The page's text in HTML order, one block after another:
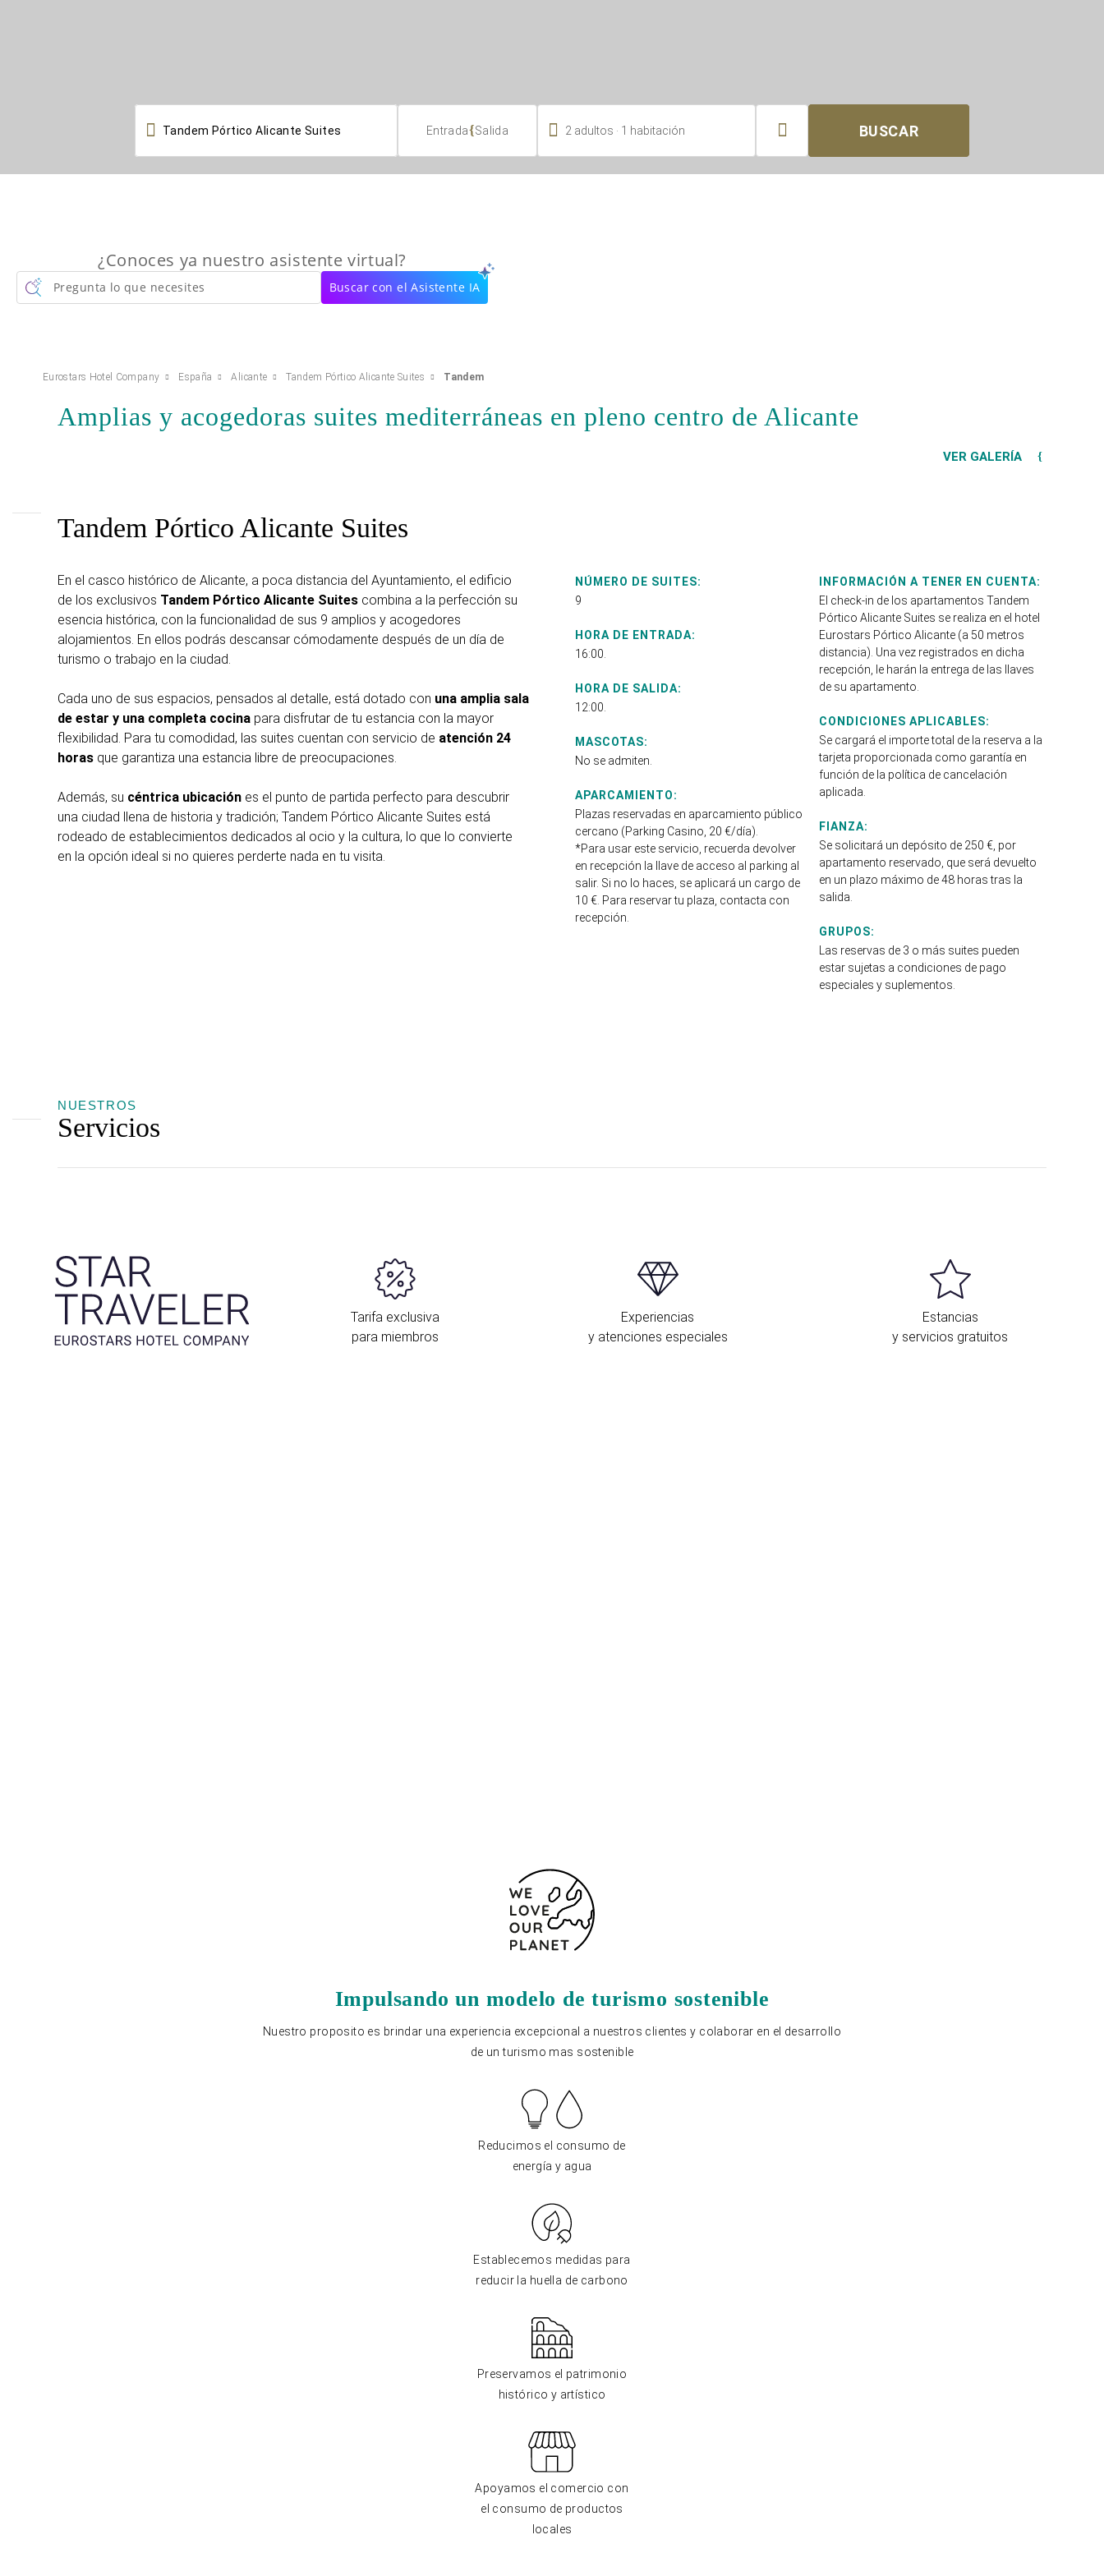
 Entrada{Salida  2 adultos 1 habitación  BUSCAR
¿Conoces ya nuestro asistente virtual?
Pregunta lo que necesites Buscar con el Asistente IA
Eurostars Hotel Company España Alicante Tandem Pórtico Alicante Suites Tandem
Amplias y acogedoras suites mediterráneas en pleno centro de Alicante
VER GALERÍA
Tandem Pórtico Alicante Suites
En el casco histórico de Alicante, a poca distancia del Ayuntamiento, el edificio
de los exclusivos Tandem Pórtico Alicante Suites combina a la perfección su
esencia histórica, con la funcionalidad de sus 9 amplios y acogedores
alojamientos. En ellos podrás descansar cómodamente después de un día de
turismo o trabajo en la ciudad.
Cada uno de sus espacios, pensados al detalle, está dotado con una amplia sala
de estar y una completa cocina para disfrutar de tu estancia con la mayor
flexibilidad. Para tu comodidad, las suites cuentan con servicio de atención 24
horas que garantiza una estancia libre de preocupaciones.
Además, su céntrica ubicación es el punto de partida perfecto para descubrir
una ciudad llena de historia y tradición; Tandem Pórtico Alicante Suites está
rodeado de establecimientos dedicados al ocio y la cultura, lo que lo convierte
en la opción ideal si no quieres perderte nada en tu visita.
NÚMERO DE SUITES:
9
HORA DE ENTRADA:
16:00.
HORA DE SALIDA:
12:00.
MASCOTAS:
No se admiten.
APARCAMIENTO:
Plazas reservadas en aparcamiento público
cercano (Parking Casino, 20 €/día).
*Para usar este servicio, recuerda devolver
en recepción la llave de acceso al parking al
salir. Si no lo haces, se aplicará un cargo de
10 €. Para reservar tu plaza, contacta con
recepción.
INFORMACIÓN A TENER EN CUENTA:
El check-in de los apartamentos Tandem
Pórtico Alicante Suites se realiza en el hotel
Eurostars Pórtico Alicante (a 50 metros
distancia). Una vez registrados en dicha
recepción, le harán la entrega de las llaves
de su apartamento.
CONDICIONES APLICABLES:
Se cargará el importe total de la reserva a la
tarjeta proporcionada como garantía en
función de la política de cancelación
aplicada.
FIANZA:
Se solicitará un depósito de 250 €, por
apartamento reservado, que será devuelto
en un plazo máximo de 48 horas tras la
salida.
GRUPOS:
Las reservas de 3 o más suites pueden
estar sujetas a condiciones de pago
especiales y suplementos.
NUESTROS
Servicios
Tarifa exclusiva
para miembros
Experiencias
y atenciones especiales
Estancias
y servicios gratuitos
Impulsando un modelo de turismo sostenible
Nuestro proposito es brindar una experiencia excepcional a nuestros clientes y colaborar en el desarrollo
de un turismo mas sostenible
Reducimos el consumo de
energía y agua
Establecemos medidas para
reducir la huella de carbono
Preservamos el patrimonio
histórico y artístico
Apoyamos el comercio con
el consumo de productos
locales